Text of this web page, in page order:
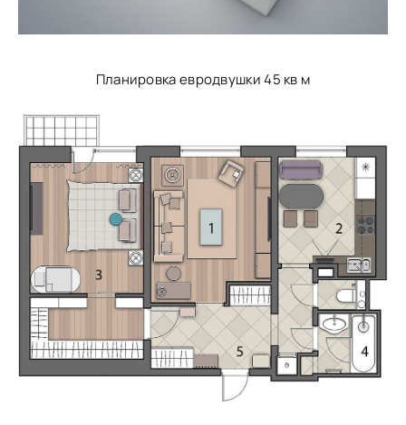
Планировка евродвушки 45 кв м